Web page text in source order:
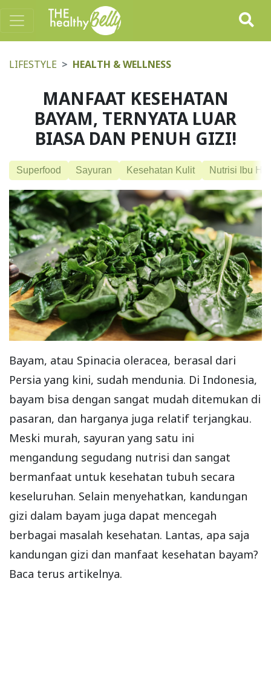
LIFESTYLE HEALTH & WELLNESS
MANFAAT KESEHATAN
BAYAM, TERNYATA LUAR
BIASA DAN PENUH GIZI!
Superfood Sayuran Kesehatan Kulit Nutrisi Ibu
Bayam, atau Spinacia oleracea, berasal dari
Persia yang kini, sudah mendunia. Di Indonesia,
bayam bisa dengan sangat mudah ditemukan di
pasaran, dan harganya juga relatif terjangkau.
Meski murah, sayuran yang satu ini
mengandung segudang nutrisi dan sangat
bermanfaat untuk kesehatan tubuh secara
keseluruhan. Selain menyehatkan, kandungan
gizi dalam bayam juga dapat mencegah
berbagai masalah kesehatan. Lantas, apa saja
kandungan gizi dan manfaat kesehatan bayam?
Baca terus artikelnya.